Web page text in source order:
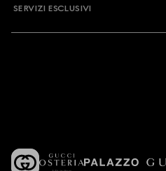
SERVIZI ESCLUSIVI